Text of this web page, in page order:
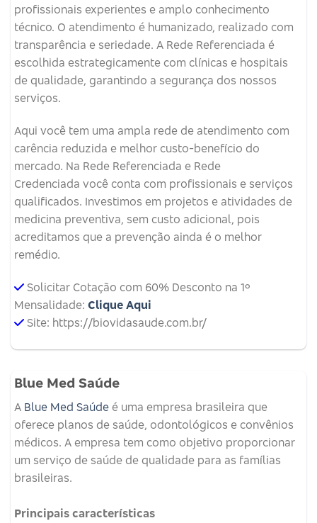
profissionais experientes e amplo conhecimento
técnico. O atendimento é humanizado, realizado com
transparência e seriedade. A Rede Referenciada é
escolhida estrategicamente com clínicas e hospitais
de qualidade, garantindo a segurança dos nossos
serviços.
Aqui você tem uma ampla rede de atendimento com
carência reduzida e melhor custo-benefício do
mercado. Na Rede Referenciada e Rede
Credenciada você conta com profissionais e serviços
qualificados. Investimos em projetos e atividades de
medicina preventiva, sem custo adicional, pois
acreditamos que a prevenção ainda é o melhor
remédio.
Solicitar Cotação com 60% Desconto na 1º
Mensalidade: Clique Aqui
Site: https://biovidasaude.com.br/
Blue Med Saúde
A Blue Med Saúde é uma empresa brasileira que
oferece planos de saúde, odontológicos e convênios
médicos. A empresa tem como objetivo proporcionar
um serviço de saúde de qualidade para as famílias
brasileiras.
Principais características